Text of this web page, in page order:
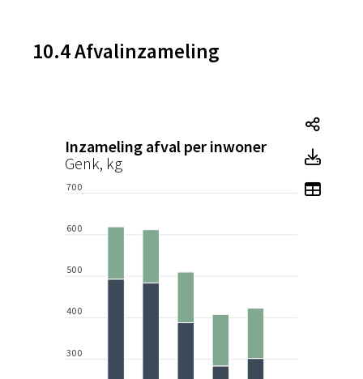
10.4 Afvalinzameling
Inzameling afval per inwoner
Genk, kg
Toon